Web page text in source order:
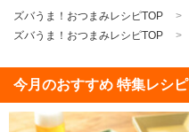
ズバうま！おつまみレシピTOP
ズバうま！おつまみレシピTOP
今月のおすすめ 特集レシピ